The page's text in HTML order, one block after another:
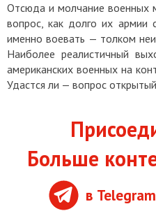
Отсюда и молчание военных
вопрос, как долго их армии
именно воевать — толком
Наиболее реалистичный
американских военных на
Удастся ли — вопрос
Больше
в Telegram